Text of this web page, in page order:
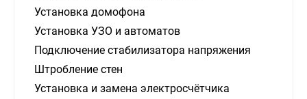
Установка домофона
Установка УЗО и автоматов
Подключение стабилизатора напряжения
Штробление стен
Установка и замена электросчётчика